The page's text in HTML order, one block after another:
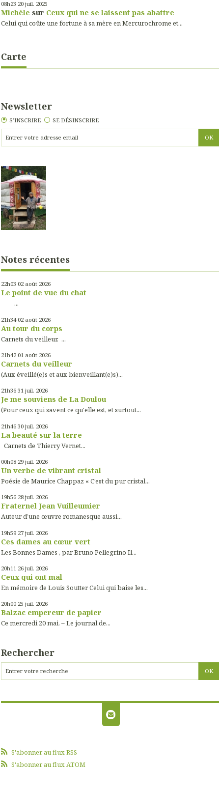
08h23 20 juil. 2025
Michèle sur Ceux qui ne se laissent pas abattre
Celui qui coûte une fortune à sa mère en Mercurochrome et...
Carte
Newsletter
S'INSCRIRE SE DÉSINSCRIRE
Notes récentes
22h03 02 août 2026
Le point de vue du chat
...
21h34 02 août 2026
Au tour du corps
Carnets du veilleur. ...
21h42 01 août 2026
Carnets du veilleur
(Aux éveillé(e)s et aux bienveillant(e)s)...
21h36 31 juil. 2026
Je me souviens de La Doulou
(Pour ceux qui savent ce qu'elle est, et surtout...
21h46 30 juil. 2026
La beauté sur la terre
Carnets de Thierry Vernet...
00h08 29 juil. 2026
Un verbe de vibrant cristal
Poésie de Maurice Chappaz « C’est du pur cristal...
19h56 28 juil. 2026
Fraternel Jean Vuilleumier
Auteur d’une œuvre romanesque aussi...
19h59 27 juil. 2026
Ces dames au cœur vert
Les Bonnes Dames , par Bruno Pellegrino Il...
20h11 26 juil. 2026
Ceux qui ont mal
En mémoire de Louis Soutter Celui qui baise les...
20h00 25 juil. 2026
Balzac empereur de papier
Ce mercredi 20 mai. – Le journal de...
Rechercher
S'abonner au flux RSS
S'abonner au flux ATOM